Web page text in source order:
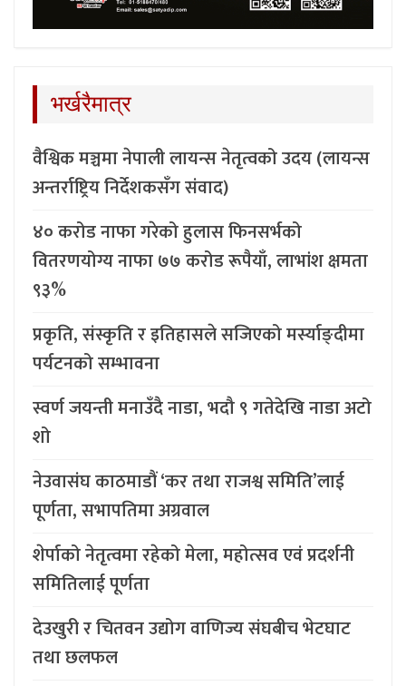
भर्खरैमात्र
वैश्विक मञ्चमा नेपाली लायन्स नेतृत्वको उदय (लायन्स
अन्तर्राष्ट्रिय निर्देशकसँग संवाद)
४० करोड नाफा गरेको हुलास फिनसर्भको
वितरणयोग्य नाफा ७७ करोड रूपैयाँ, लाभांश क्षमता
९३%
प्रकृति, संस्कृति र इतिहासले सजिएको मर्स्याङ्दीमा
पर्यटनको सम्भावना
स्वर्ण जयन्ती मनाउँदै नाडा, भदौ ९ गतेदेखि नाडा अटो
शो
नेउवासंघ काठमाडौं ‘कर तथा राजश्व समिति’लाई
पूर्णता, सभापतिमा अग्रवाल
शेर्पाको नेतृत्वमा रहेको मेला, महोत्सव एवं प्रदर्शनी
समितिलाई पूर्णता
देउखुरी र चितवन उद्योग वाणिज्य संघबीच भेटघाट
तथा छलफल